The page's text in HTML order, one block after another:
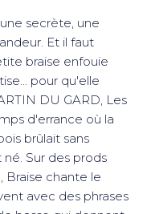
secrète, une
Et il faut
braise enfouie
pour qu'elle
DU GARD, Les
d'errance où la
brûlait sans
né. Sur des prods
chante le
avec des phrases